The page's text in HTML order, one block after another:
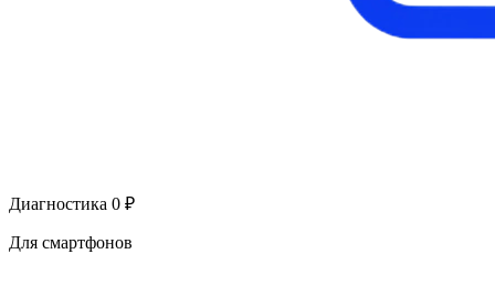
Диагностика 0 ₽
Для смартфонов